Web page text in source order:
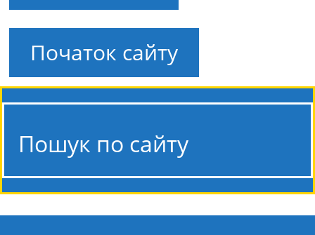
Початок сайту
Пошук по сайту